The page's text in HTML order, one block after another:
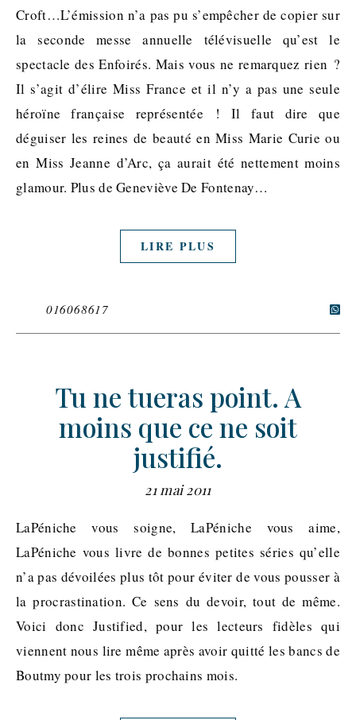
Croft…L’émission n’a pas pu s’empêcher de copier sur
la seconde messe annuelle télévisuelle qu’est le
spectacle des Enfoirés. Mais vous ne remarquez rien ?
Il s’agit d’élire Miss France et il n’y a pas une seule
héroïne française représentée ! Il faut dire que
déguiser les reines de beauté en Miss Marie Curie ou
en Miss Jeanne d’Arc, ça aurait été nettement moins
glamour. Plus de Geneviève De Fontenay…
LIRE PLUS
016068617
Tu ne tueras point. A
moins que ce ne soit
justifié.
21 mai 2011
LaPéniche vous soigne, LaPéniche vous aime,
LaPéniche vous livre de bonnes petites séries qu’elle
n’a pas dévoilées plus tôt pour éviter de vous pousser à
la procrastination. Ce sens du devoir, tout de même.
Voici donc Justified, pour les lecteurs fidèles qui
viennent nous lire même après avoir quitté les bancs de
Boutmy pour les trois prochains mois.